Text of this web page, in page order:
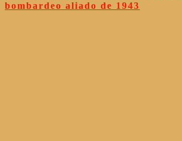
bombardeo aliado de 1943